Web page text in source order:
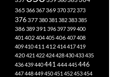
365 366367369370372373
376377380381 382383385
386389391396397399400
401 402404405406407408
409410411 412414417419
420421 422424428430433435
436439440441 444445446
447448449450451 452453454